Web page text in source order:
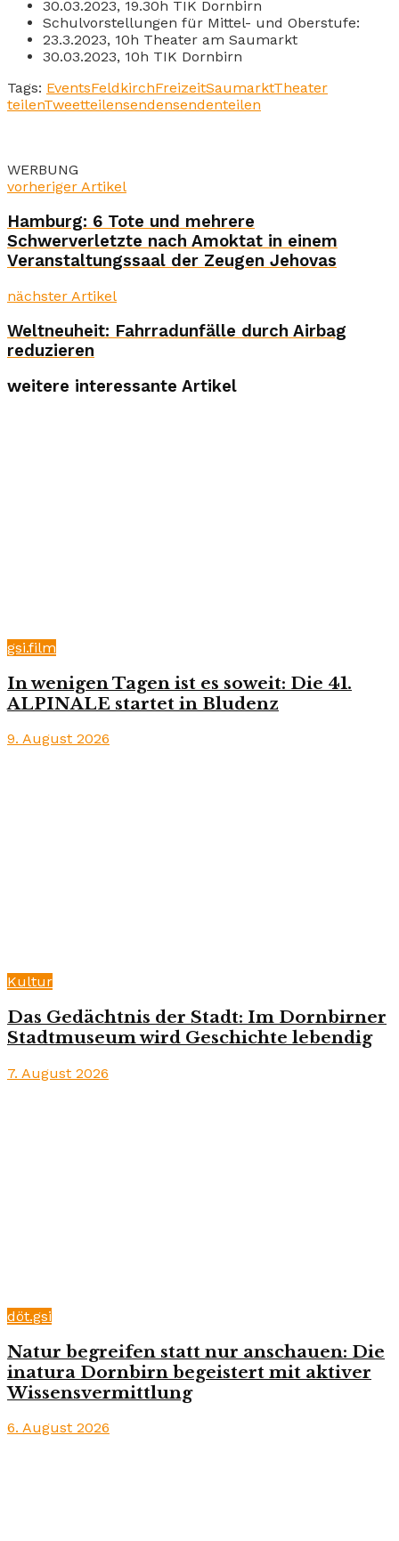
30.03.2023, 19.30h TIK Dornbirn
Schulvorstellungen für Mittel- und Oberstufe:
23.3.2023, 10h Theater am Saumarkt
30.03.2023, 10h TIK Dornbirn
Tags: EventsFeldkirchFreizeitSaumarktTheater
teilenTweetteilensendensendenteilen
WERBUNG
vorheriger Artikel
Hamburg: 6 Tote und mehrere
Schwerverletzte nach Amoktat in einem
Veranstaltungssaal der Zeugen Jehovas
nächster Artikel
Weltneuheit: Fahrradunfälle durch Airbag
reduzieren
weitere interessante Artikel
gsi.film
In wenigen Tagen ist es soweit: Die 41.
ALPINALE startet in Bludenz
9. August 2026
Kultur
Das Gedächtnis der Stadt: Im Dornbirner
Stadtmuseum wird Geschichte lebendig
7. August 2026
döt.gsi
Natur begreifen statt nur anschauen: Die
inatura Dornbirn begeistert mit aktiver
Wissensvermittlung
6. August 2026